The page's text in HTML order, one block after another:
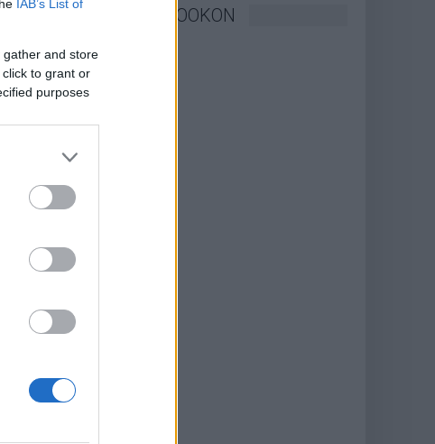
IAB’s List of
gather and store
to grant or
purposes
KÖVESSEN FACEBOOKON